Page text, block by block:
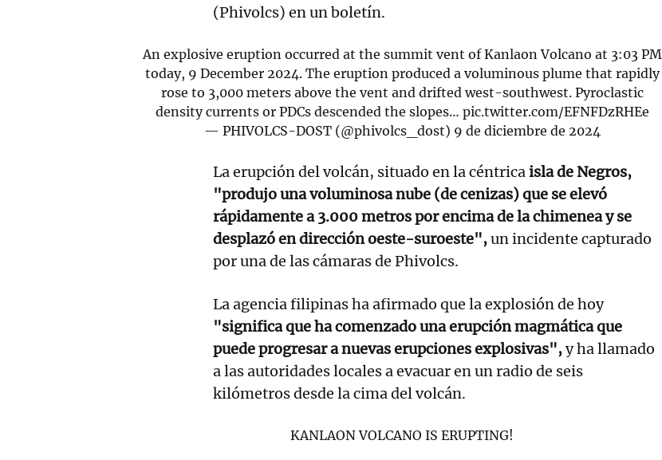
(Phivolcs) en un boletín.
An explosive eruption occurred at the summit vent of Kanlaon Volcano at 3:03 PM
today, 9 December 2024. The eruption produced a voluminous plume that rapidly
rose to 3,000 meters above the vent and drifted west-southwest. Pyroclastic
density currents or PDCs descended the slopes… pic.twitter.com/EFNFDzRHEe
— PHIVOLCS-DOST (@phivolcs_dost) 9 de diciembre de 2024
La erupción del volcán, situado en la céntricaisla de Negros,
"produjo una voluminosa nube (de cenizas) que se elevó
rápidamente a 3.000 metros por encima de la chimenea y se
desplazó en dirección oeste-suroeste",un incidente capturado
por una de las cámaras de Phivolcs.
La agencia filipinas ha afirmado que la explosión de hoy
"significa que ha comenzado una erupción magmática que
puede progresar a nuevas erupciones explosivas",y ha llamado
a las autoridades locales a evacuar en un radio de seis
kilómetros desde la cima del volcán.
KANLAON VOLCANO IS ERUPTING!